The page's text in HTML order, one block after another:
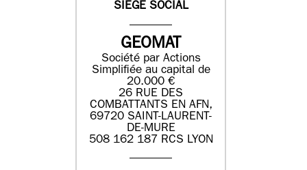
SIEGE SOCIAL
GEOMAT
Société par Actions
Simplifiée au capital de
20.000 €
26 RUE DES
COMBATTANTS EN AFN,
69720 SAINT-LAURENT-
DE-MURE
508 162 187 RCS LYON